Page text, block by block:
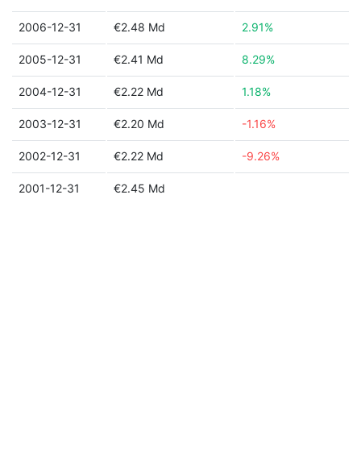
2006-12-31 €2.48 Md 2.91%
2005-12-31 €2.41 Md 8.29%
2004-12-31 €2.22 Md 1.18%
2003-12-31 €2.20 Md -1.16%
2002-12-31 €2.22 Md -9.26%
2001-12-31 €2.45 Md